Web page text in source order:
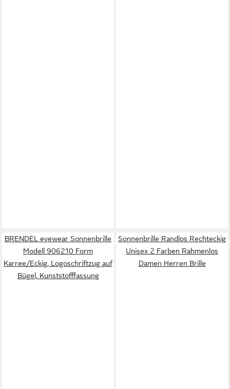
BRENDEL eyewear Sonnenbrille
Modell 906210 Form
Karree/Eckig, Logoschriftzug auf
Bügel, Kunststofffassung
Sonnenbrille Randlos Rechteckig
Unisex 2 Farben Rahmenlos
Damen Herren Brille